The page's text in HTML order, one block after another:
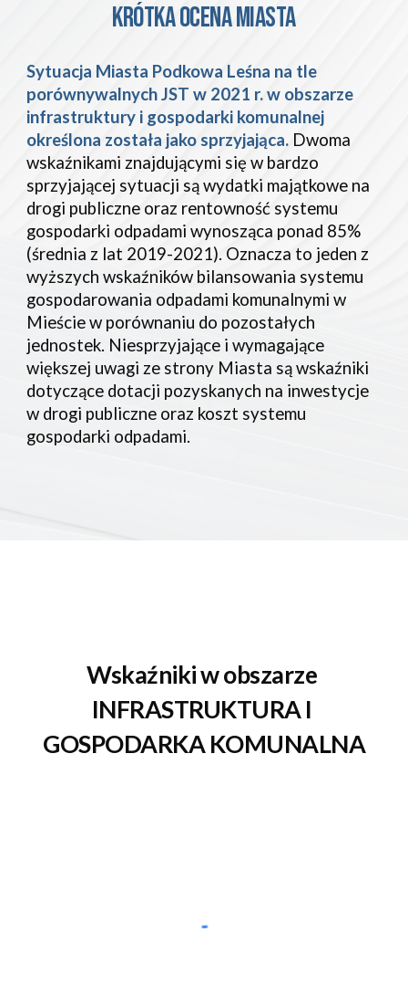
KRÓTKA OCENA miasta
Sytuacja Miasta Podkowa Leśna na tle
porównywalnych JST w 2021 r. w obszarze
infrastruktury i gospodarki komunalnej
określona została jako sprzyjająca. Dwoma
wskaźnikami znajdującymi się w bardzo
sprzyjającej sytuacji są wydatki majątkowe na
drogi publiczne oraz rentowność systemu
gospodarki odpadami wynosząca ponad 85%
(średnia z lat 2019-2021). Oznacza to jeden z
wyższych wskaźników bilansowania systemu
gospodarowania odpadami komunalnymi w
Mieście w porównaniu do pozostałych
jednostek. Niesprzyjające i wymagające
większej uwagi ze strony Miasta są wskaźniki
dotyczące dotacji pozyskanych na inwestycje
w drogi publiczne oraz koszt systemu
gospodarki odpadami.
Wskaźniki w obszarze
INFRASTRUKTURA I
GOSPODARKA KOMUNALNA